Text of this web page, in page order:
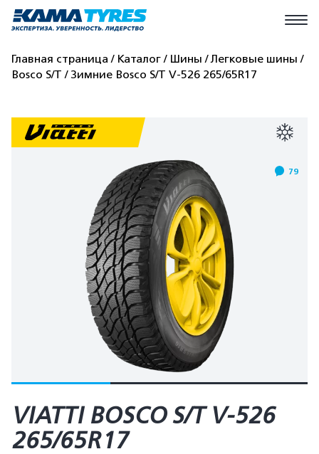
Главная страница Каталог Шины
Легковые шины
Bosco S/T
Зимние Bosco S/T V-526 265/65R17
79
VIATTI BOSCO S/T V-526
265/65R17